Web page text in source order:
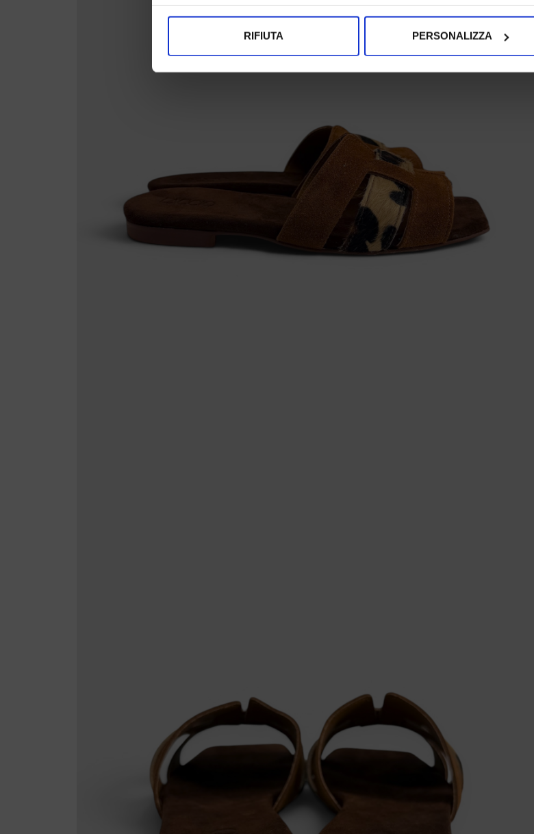
Con il tuo consenso, vorremmo anche:
Identificare il tuo dispositivo, scansionandolo attivamente alla
digitali).
Utilizziamo i cookie per personalizzare contenuti ed annunci, per fornire
nostro traffico. Condividiamo inoltre informazioni sul modo in cui utilizza il
di analisi dei dati web, pubblicità e social media, i quali potrebbero
che hanno raccolto dal suo utilizzo dei loro servizi.
RIFIUTA PERSONALIZZA